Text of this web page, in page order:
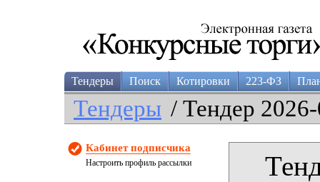
Тендеры Поиск Котировки 223-ФЗ
Тендеры / Тендер
Кабинет подписчика
Настроить профиль рассылки